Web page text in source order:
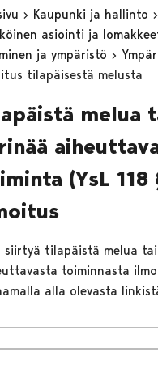
Kaupunki ja hallinto
asiointi ja
ja ympäristö
tilapäisestä melusta
melua
(YsL 118
siirtyä tilapäistä melua
toiminnasta
alla olevasta